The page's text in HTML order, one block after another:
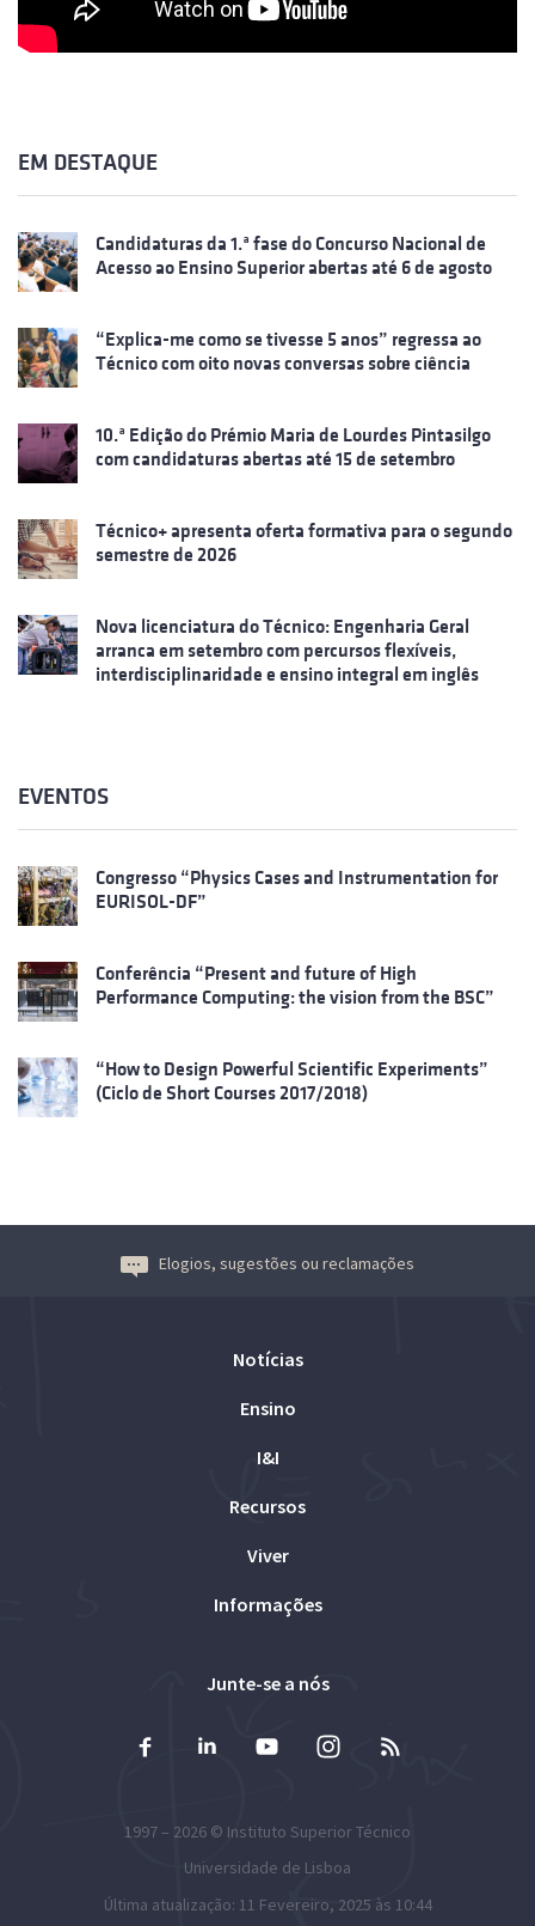
EM DESTAQUE
Candidaturas da 1.ª fase do Concurso Nacional de
Acesso ao Ensino Superior abertas até 6 de agosto
“Explica-me como se tivesse 5 anos” regressa ao
Técnico com oito novas conversas sobre ciência
10.ª Edição do Prémio Maria de Lourdes Pintasilgo
com candidaturas abertas até 15 de setembro
Técnico+ apresenta oferta formativa para o segundo
semestre de 2026
Nova licenciatura do Técnico: Engenharia Geral
arranca em setembro com percursos flexíveis,
interdisciplinaridade e ensino integral em inglês
EVENTOS
Congresso “Physics Cases and Instrumentation for
EURISOL-DF”
Conferência “Present and future of High
Performance Computing: the vision from the BSC”
“How to Design Powerful Scientific Experiments”
(Ciclo de Short Courses 2017/2018)
Elogios, sugestões ou reclamações
Notícias
Ensino
I&I
Recursos
Viver
Informações
Junte-se a nós
1997 – 2026 © Instituto Superior Técnico
Universidade de Lisboa
Última atualização: 11 Fevereiro, 2025 às 10:44